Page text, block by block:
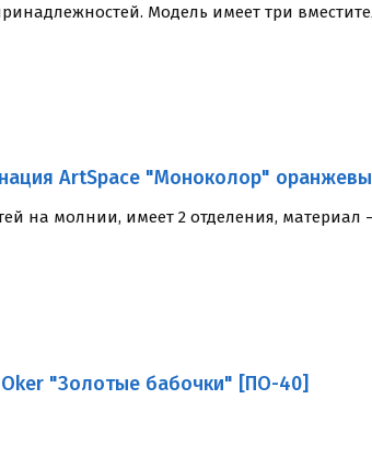
Модель имеет три
ArtSpace "Моноколор"
на молнии, имеет 2 отделения, материал
Oker "Золотые бабочки" [ПО-40]